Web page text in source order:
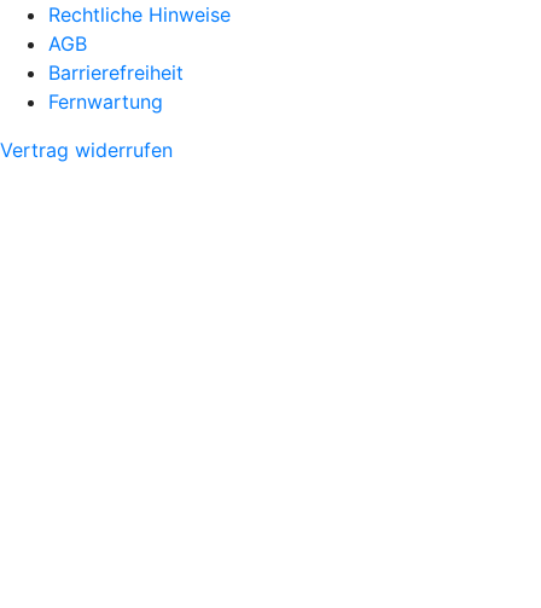
Rechtliche Hinweise
AGB
Barrierefreiheit
Fernwartung
Vertrag widerrufen